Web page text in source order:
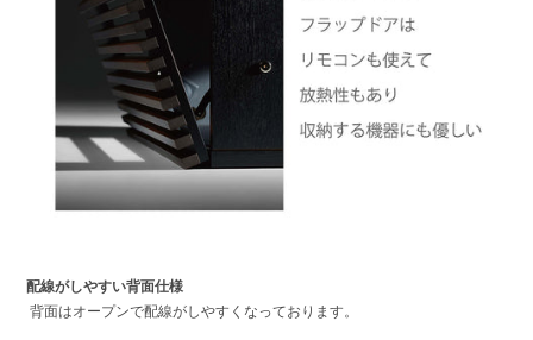
配線がしやすい背面仕様
背面はオープンで配線がしやすくなっております。